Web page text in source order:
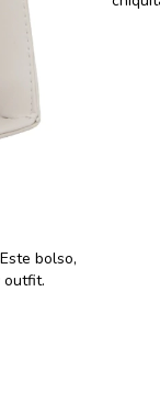
bolso,
outfit.